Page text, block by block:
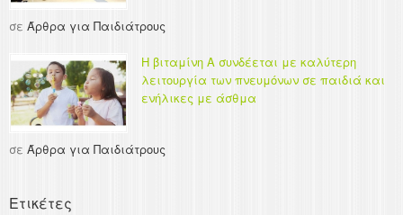
σε Άρθρα για Παιδιάτρους
Η βιταμίνη Α συνδέεται με καλύτερη
λειτουργία των πνευμόνων σε παιδιά και
ενήλικες με άσθμα
σε Άρθρα για Παιδιάτρους
Ετικέτες